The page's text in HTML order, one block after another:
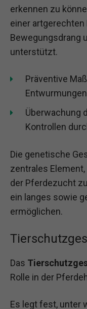
erkennen zu
einer artgerechten
Bewegungsdrang
unterstützt.
Präventive
Überwachung
Kontrollen
Die genetische
zentrales
der Pferdezucht
ein langes sowie
ermöglichen.
Das
Rolle in der
Es legt fest, unter